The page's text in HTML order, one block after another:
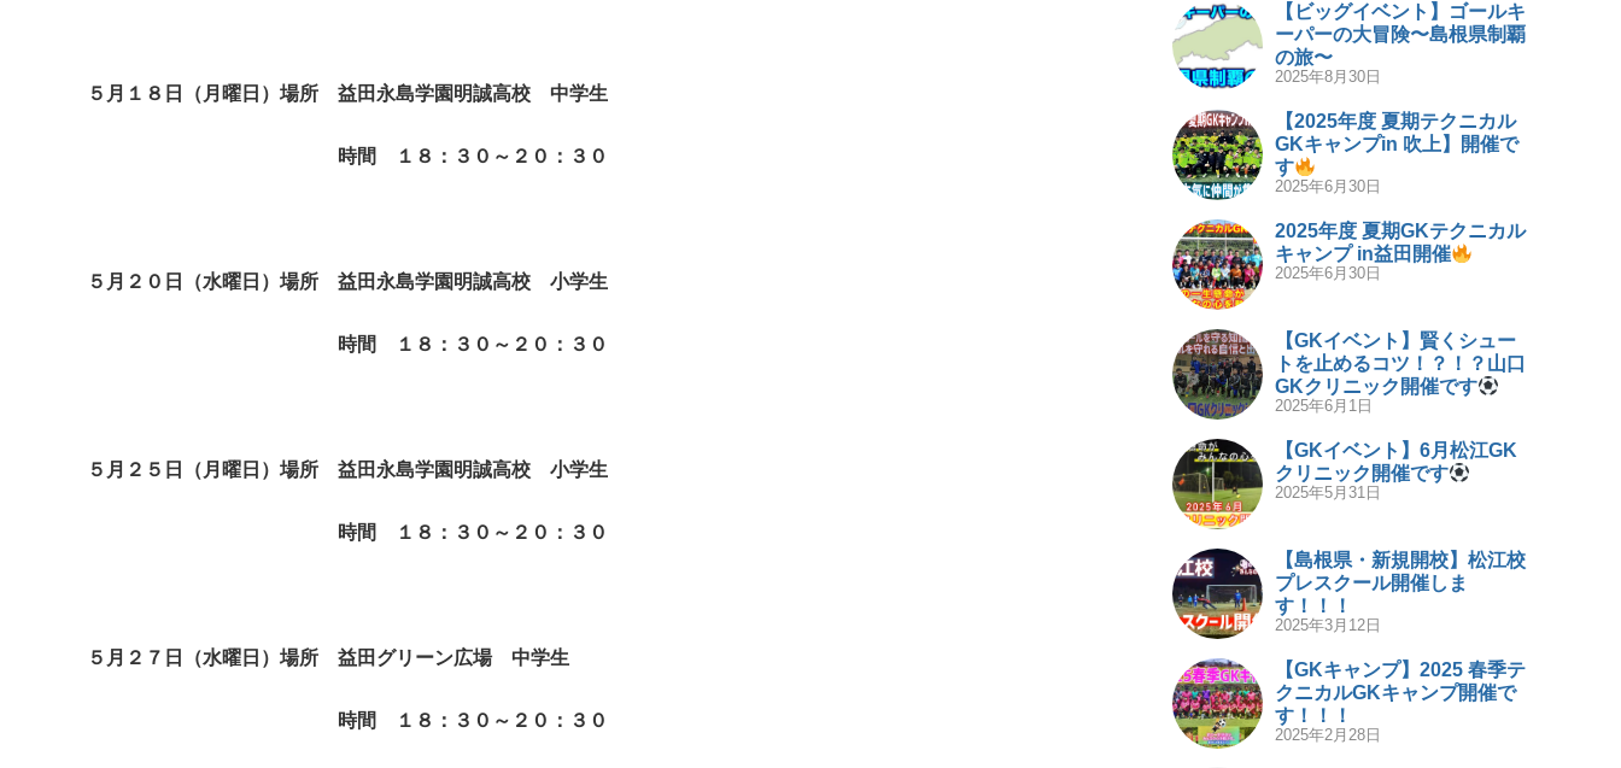
５月１８日（月曜日）場所 益田永島学園明誠高校 中学生
時間 １８：３０～２０：３０
５月２０日（水曜日）場所 益田永島学園明誠高校 小学生
時間 １８：３０～２０：３０
５月２５日（月曜日）場所 益田永島学園明誠高校 小学生
時間 １８：３０～２０：３０
５月２７日（水曜日）場所 益田グリーン広場 中学生
時間 １８：３０～２０：３０
【ビッグイベント】ゴールキ
ーパーの大冒険〜島根県制覇
の旅〜
2025年8月30日
【2025年度 夏期テクニカル
GKキャンプin 吹上】開催で
す
2025年6月30日
2025年度 夏期GKテクニカル
キャンプ in益田開催
2025年6月30日
【GKイベント】賢くシュー
トを止めるコツ！？！？山口
GKクリニック開催です
2025年6月1日
【GKイベント】6月松江GK
クリニック開催です
2025年5月31日
【島根県・新規開校】松江校
プレスクール開催しま
す！！！
2025年3月12日
【GKキャンプ】2025 春季テ
クニカルGKキャンプ開催で
す！！！
2025年2月28日